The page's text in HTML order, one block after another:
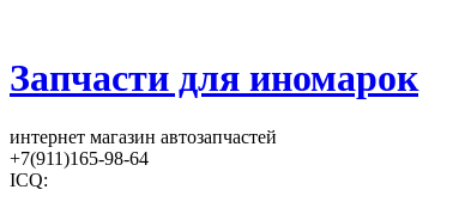
Запчасти для иномарок
интернет магазин автозапчастей
+7(911)165-98-64
ICQ: